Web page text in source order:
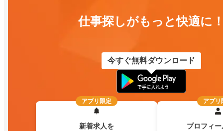
仕事探しがもっと快適に
今すぐ無料ダウンロード
アプリ限定
新着求人を
アプリ
プロフィ